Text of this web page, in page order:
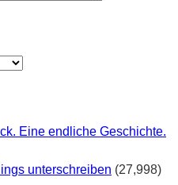
Eine endliche Geschichte.
unterschreiben (27,998)